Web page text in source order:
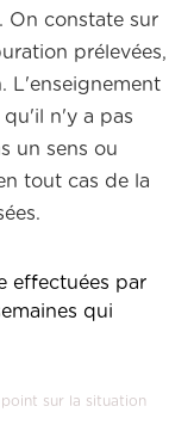
On constate sur
prélevées,
L'enseignement
qu'il n'y a pas
un sens ou
tout cas de la
effectuées par
qui
sur la situation